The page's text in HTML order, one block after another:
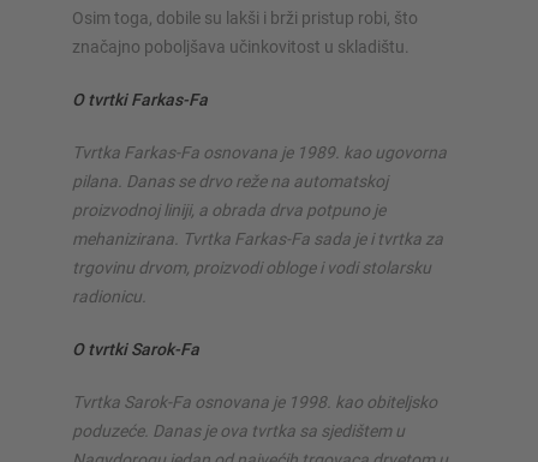
Osim toga, dobile su lakši i brži pristup robi, što
značajno poboljšava učinkovitost u skladištu.
O tvrtki Farkas-Fa
Tvrtka Farkas-Fa osnovana je 1989. kao ugovorna
pilana. Danas se drvo reže na automatskoj
proizvodnoj liniji, a obrada drva potpuno je
mehanizirana. Tvrtka Farkas-Fa sada je i tvrtka za
trgovinu drvom, proizvodi obloge i vodi stolarsku
radionicu.
O tvrtki Sarok-Fa
Tvrtka Sarok-Fa osnovana je 1998. kao obiteljsko
poduzeće. Danas je ova tvrtka sa sjedištem u